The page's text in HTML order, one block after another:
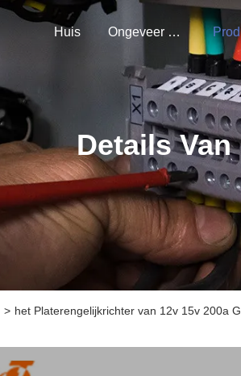
Huis Ongeveer Ons
Details
> het Platerengelijkrichter van 12v 15v 200a